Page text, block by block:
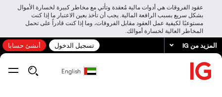
عقود الفروقات هي أدوات مالية مُعقدة وتأتي مع مخاطر كبيرة لخسارة الأموال
بشكل سريع بسبب الرافعة المالية. يجب أن تأخذ بعين الاعتبار ما إذا كنت
مستوعبًا لكيفية عمل العقود مقابل الفروقات، وما إذا كنت قادراً على تحمل
المخاطر العالية لخسارة أموالك.
المزيد من IG تسجيل الدخول أنشئ حسابا
English